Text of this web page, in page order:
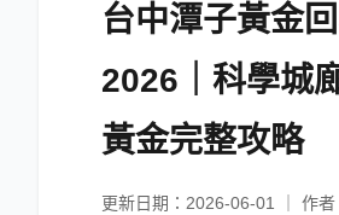
台中潭子黃金
2026｜科學城
黃金完整攻略
更新日期：2026-06-01 ｜ 作者